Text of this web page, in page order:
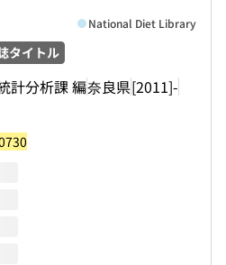
タイトル
計分析課 編奈良県[2011]-
National Diet Library